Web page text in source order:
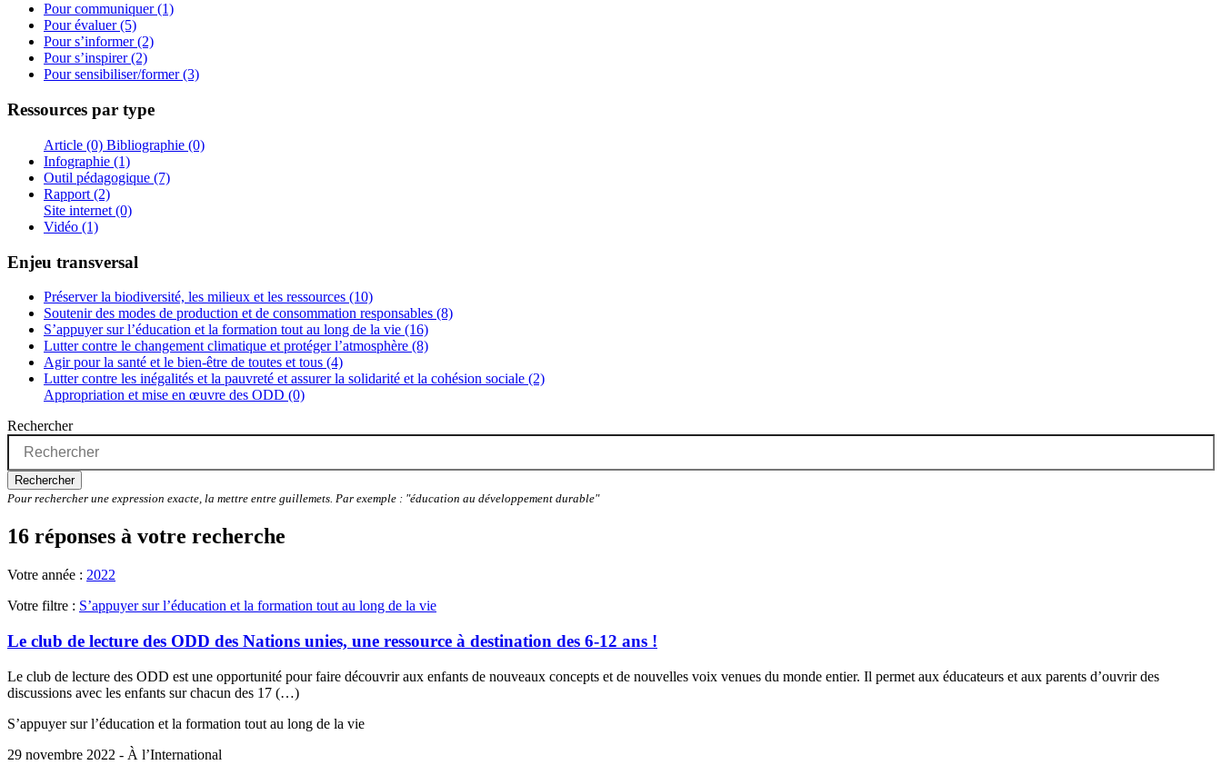
Pour communiquer (1)
Pour évaluer (5)
Pour s’informer (2)
Pour s’inspirer (2)
Pour sensibiliser/former (3)
Ressources par type
Article (0) Bibliographie (0)
Infographie (1)
Outil pédagogique (7)
Rapport (2)
Site internet (0)
Vidéo (1)
Enjeu transversal
Préserver la biodiversité, les milieux et les ressources (10)
Soutenir des modes de production et de consommation responsables (8)
S’appuyer sur l’éducation et la formation tout au long de la vie (16)
Lutter contre le changement climatique et protéger l’atmosphère (8)
Agir pour la santé et le bien-être de toutes et tous (4)
Lutter contre les inégalités et la pauvreté et assurer la solidarité et la cohésion sociale (2)
Appropriation et mise en œuvre des ODD (0)
Rechercher
Rechercher
Pour rechercher une expression exacte, la mettre entre guillemets. Par exemple : "éducation au développement durable"
16 réponses à votre recherche
Votre année : 2022
Votre filtre : S’appuyer sur l’éducation et la formation tout au long de la vie
Le club de lecture des ODD des Nations unies, une ressource à destination des 6-12 ans !
Le club de lecture des ODD est une opportunité pour faire découvrir aux enfants de nouveaux concepts et de nouvelles voix venues du monde entier. Il permet aux éducateurs et aux parents d’ouvrir des
discussions avec les enfants sur chacun des 17 (…)
S’appuyer sur l’éducation et la formation tout au long de la vie
29 novembre 2022 - À l’International